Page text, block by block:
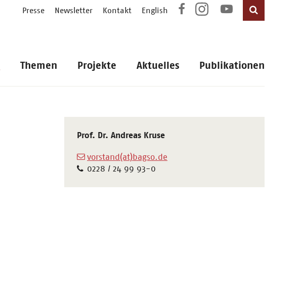
Presse Newsletter Kontakt English
Themen Projekte Aktuelles Publikationen
Prof. Dr. Andreas Kruse
vorstand(at)bagso.de
0228 / 24 99 93-0